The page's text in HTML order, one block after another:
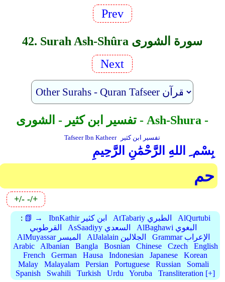
Prev
42. Surah Ash-Shûra سورة الشورى
Next
تفسير ابن كثير - الشورى - Ash-Shura -
Tafseer Ibn Katheer تفسير ابن كثير
بِسْم ِ اللهِ الرَّحْمَٰنِ الرَّحِيمِ
حم
+/- -/+
: 📗 → IbnKathir ابن كثير AtTabariy الطبري
AlQurtubi
القرطوبي
AsSaadiyy السعدي
AlBaghawi البغوي
AlMuyassar الميسر
AlJalalain الجلالين
Grammar الإعراب
Arabic
Albanian Bangla Bosnian Chinese Czech
English
French
German Hausa Indonesian Japanese
Korean
Malay
Malayalam Persian Portuguese Russian
Somali
Spanish
Swahili Turkish Urdu Yoruba Transliteration [+]